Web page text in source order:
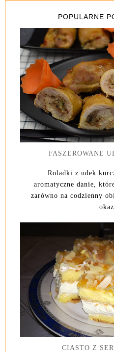
POPULARNE
FASZEROWANE
Roladki z udek
aromatyczne danie,
zarówno na codzienny
CIASTO Z